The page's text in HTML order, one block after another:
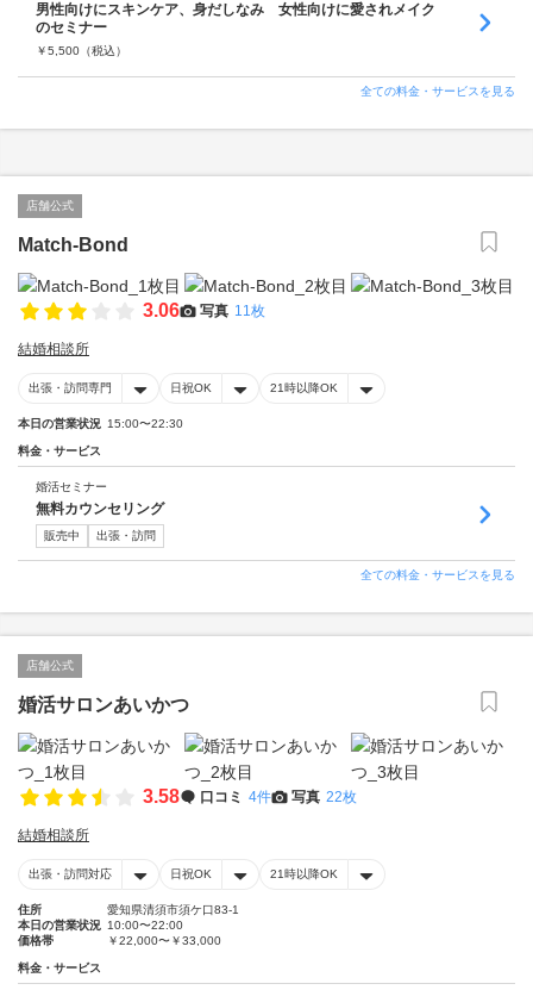
男性向けにスキンケア、身だしなみ 女性向けに愛されメイク
のセミナー
￥5,500 （税込）
全ての料金・サービスを見る
店舗公式
Match-Bond
3.06 写真 11枚
結婚相談所
出張・訪問専門 日祝OK 21時以降OK
本日の営業状況 15:00〜22:30
料金・サービス
婚活セミナー
無料カウンセリング
販売中 出張・訪問
全ての料金・サービスを見る
店舗公式
婚活サロンあいかつ
3.58 口コミ 4件 写真 22枚
結婚相談所
出張・訪問対応 日祝OK 21時以降OK
住所
愛知県清須市須ケ口83-1
本日の営業状況 10:00〜22:00
価格帯
￥22,000〜￥33,000
料金・サービス